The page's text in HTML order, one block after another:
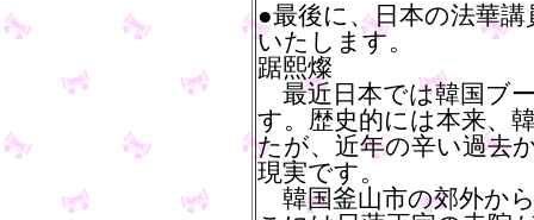
●最後に、日本の法華
いたします。
踞熙燦
最近日本では韓国ブ
す。歴史的には本来、
たが、近年の辛い過去
現実です。
韓国釜山市の郊外か